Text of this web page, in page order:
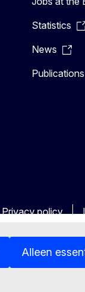
Alleen
Statistics
News
Publications
Privacy policy